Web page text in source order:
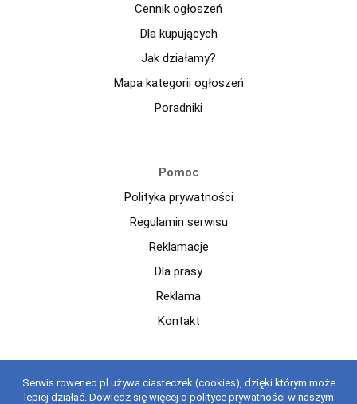
Cennik ogłoszeń
Dla kupujących
Jak działamy?
Mapa kategorii ogłoszeń
Poradniki
Pomoc
Polityka prywatności
Regulamin serwisu
Reklamacje
Dla prasy
Reklama
Kontakt
Copyright © 2021 roweneo.pl Wszelkie prawa zastrzeżone.
Korzystanie z serwisu oznacza akceptację regulaminu.
regulaminu
Serwis roweneo.pl używa ciasteczek (cookies), dzięki którym może
lepiej działać. Dowiedz się więcej o polityce prywatnościw naszym